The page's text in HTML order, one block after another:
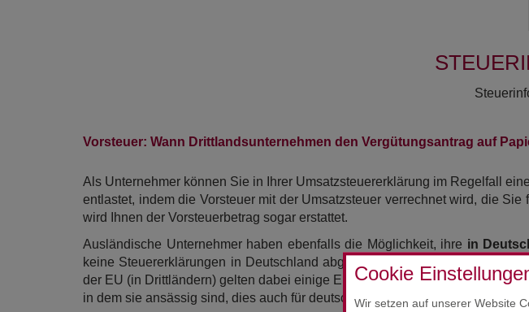
Cookie
Wir setzen auf unserer Website
Vorsteuer: Wann Drittlandsunternehmen den Vergütungsantrag auf
Als Unternehmer können Sie in Ihrer Umsatzsteuererklärung im Regelfall
entlastet, indem die Vorsteuer mit der Umsatzsteuer verrechnet wird, die
wird Ihnen der Vorsteuerbetrag sogar erstattet.
Ausländische Unternehmer haben ebenfalls die Möglichkeit, ihre in
keine Steuererklärungen in Deutschland abgeben, hat der Gesetzgeber
der EU (in Drittländern) gelten dabei einige Einschränkungen gegenüber
in dem sie ansässig sind, dies auch für deutsche Unternehmen tut (Prinzip